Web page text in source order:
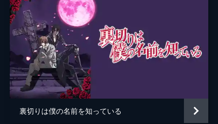
裏切りは僕の名前を知っている